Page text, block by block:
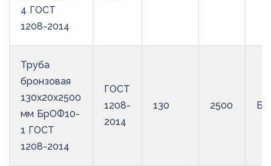
4 ГОСТ
1208-2014
Труба
бронзовая
130х20х2500
мм БрОФ10-
1 ГОСТ
1208-2014
ГОСТ
1208-
2014
130 2500